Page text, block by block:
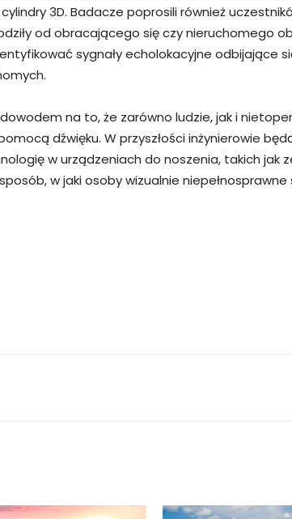
3D. Badacze poprosili również
od obracającego się czy nieruchomego
sygnały echolokacyjne odbijające
na to, że zarówno ludzie, jak i
dźwięku. W przyszłości inżynierowie
w urządzeniach do noszenia, takich jak
w jaki osoby wizualnie niepełnosprawne